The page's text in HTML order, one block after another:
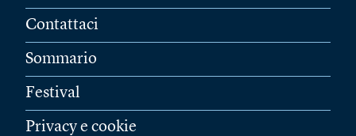
Contattaci
Sommario
Festival
Privacy e cookie